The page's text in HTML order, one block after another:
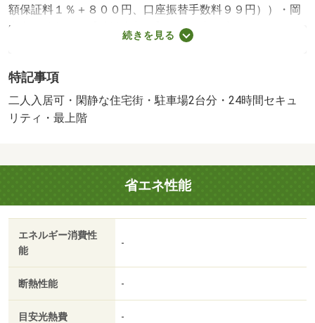
額保証料１％＋８００円、口座振替手数料９９円））・岡
山市に特化した【地域密着型】の仲介専門店です。オンラ
イン内見も対応可能。ご安心してお任せください。・バイ
リーニング 71500円
続きを見る
特記事項
二人入居可・閑静な住宅街・駐車場2台分・24時間セキュ
リティ・最上階
省エネ性能
エネルギー消費性
能
-
断熱性能 -
目安光熱費 -